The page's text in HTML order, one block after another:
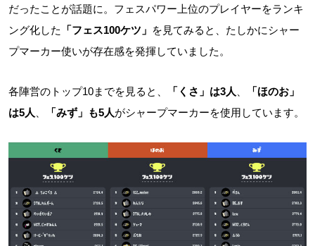
だったことが話題に。フェスパワー上位のプレイヤーをランキ
ング化した
「フェス100ケツ」 を見てみると、たしかにシャー
プマーカー使いが存在感を発揮していました。
各陣営のトップ10までを見ると、 「くさ」は3人
「ほのお」
は5人
「みず」も5人がシャープマーカーを使用しています。